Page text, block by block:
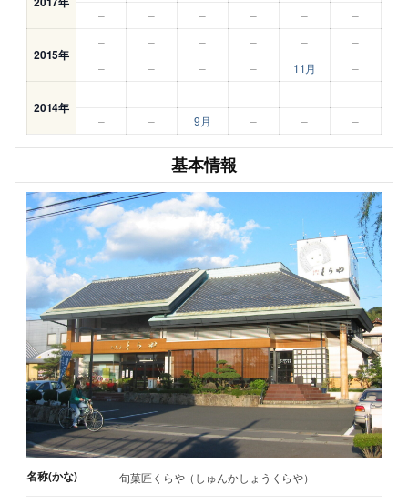
–
– – – – –
2015年
– – – – –
–
–
– – – 11月 –
2014年
– – – – –
–
–
– 9月 – – –
基本情報
名称(かな) 旬菓匠くらや（しゅんかしょうくらや）